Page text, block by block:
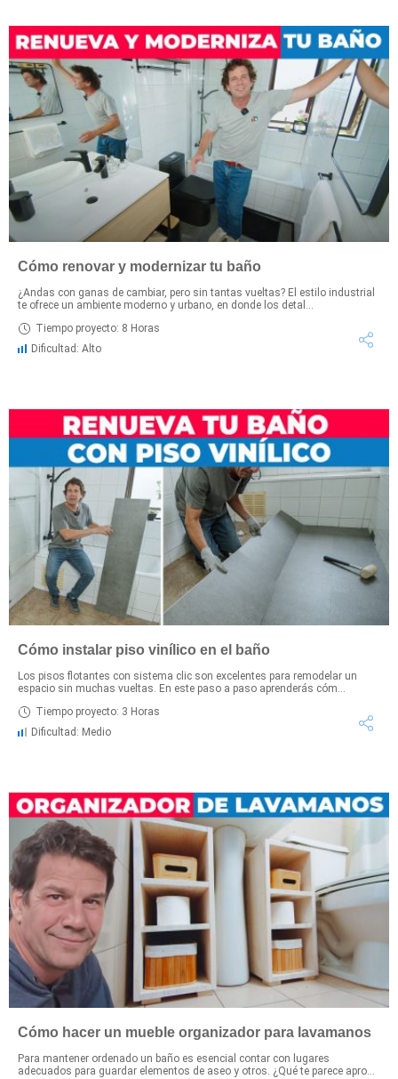
Cómo renovar y modernizar tu baño
¿Andas con ganas de cambiar, pero sin tantas vueltas? El estilo industrial
te ofrece un ambiente moderno y urbano, en donde los detal...
Tiempo proyecto: 8 Horas
Dificultad: Alto
Cómo instalar piso vinílico en el baño
Los pisos flotantes con sistema clic son excelentes para remodelar un
espacio sin muchas vueltas. En este paso a paso aprenderás cóm...
Tiempo proyecto: 3 Horas
Dificultad: Medio
Cómo hacer un mueble organizador para lavamanos
Para mantener ordenado un baño es esencial contar con lugares
adecuados para guardar elementos de aseo y otros. ¿Qué te parece apro...